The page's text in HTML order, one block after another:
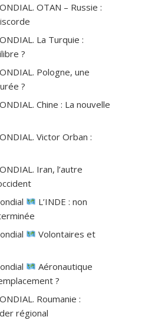
OTAN – Russie :
La Turquie :
?
Pologne, une
?
Chine : La nouvelle
Victor Orban :
Iran, l’autre
L’INDE : non
Volontaires et
Aéronautique
?
Roumanie :
régional